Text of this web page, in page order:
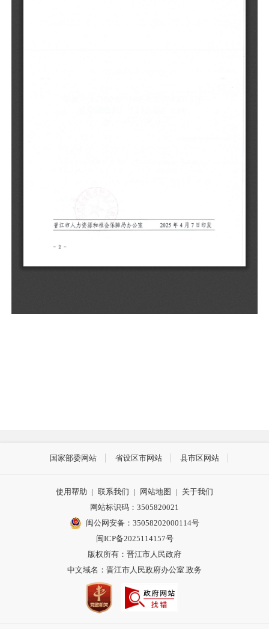
国家部委网站 省设区市网站 县市区网站
使用帮助 | 联系我们 | 网站地图 | 关于我们
网站标识码：3505820021
闽公网安备：35058202000114号
闽ICP备2025114157号
版权所有：晋江市人民政府
中文域名：晋江市人民政府办公室.政务